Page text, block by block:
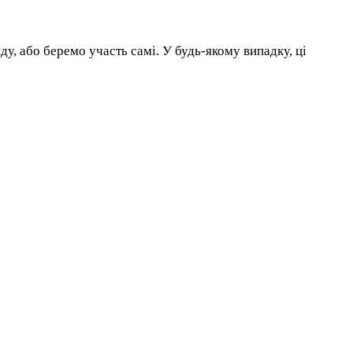
або беремо участь самі. У будь-якому випадку, ці
і календар змагань з різних видів спорту. Матч
на одній карті. Також ви зможете знайти
всі існуючі варіанти. А щоб нічого не загубити, ви